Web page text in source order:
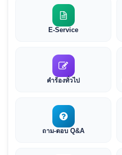
E-Service
คำร้องทั่วไป
ถาม-ตอบ Q&A